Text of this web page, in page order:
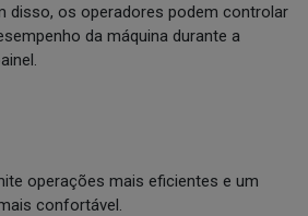
disso, os operadores podem controlar
da máquina durante a
operações mais eficientes e um
confortável.